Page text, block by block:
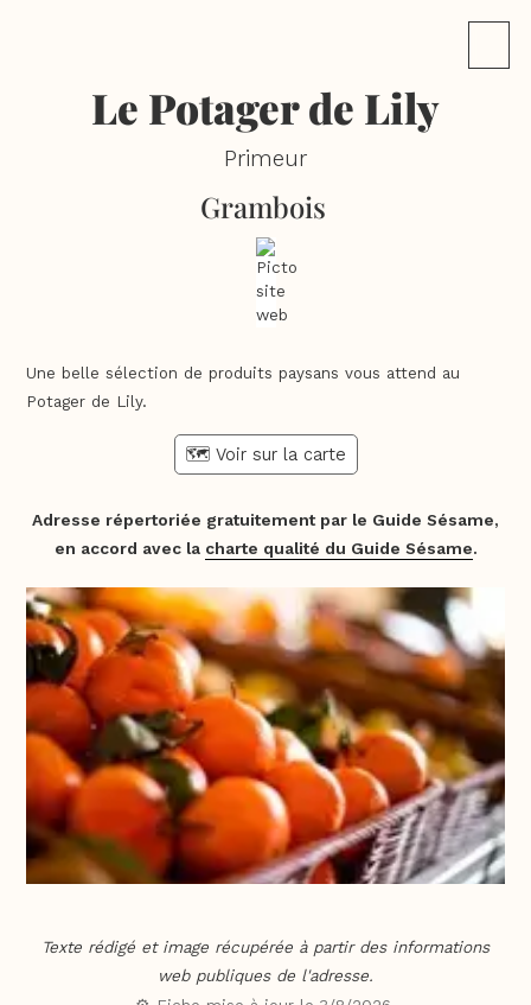
Le Potager de Lily
Primeur
Grambois
Une belle sélection de produits paysans vous attend au
Potager de Lily.
🗺️ Voir sur la carte
Adresse répertoriée gratuitement par le Guide Sésame,
en accord avec la charte qualité du Guide Sésame.
Texte rédigé et image récupérée à partir des informations
web publiques de l'adresse.